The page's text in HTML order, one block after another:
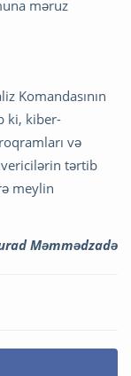
məruz
Komandasının
ki, kiber-
və
tərtib
meylin
Məmmədzadə